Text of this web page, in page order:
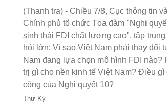
(Thanh tra) - Chiều 7/8, Cục thông tin
Chính phủ tổ chức Tọa đàm "Nghị
sinh thái FDI chất lượng cao", tập
hỏi lớn: Vì sao Việt Nam phải thay đổi
Nam đang lựa chọn mô hình FDI nào?
trị gì cho nền kinh tế Việt Nam? Điều gì
công của Nghị quyết 10?
Thư Kỳ